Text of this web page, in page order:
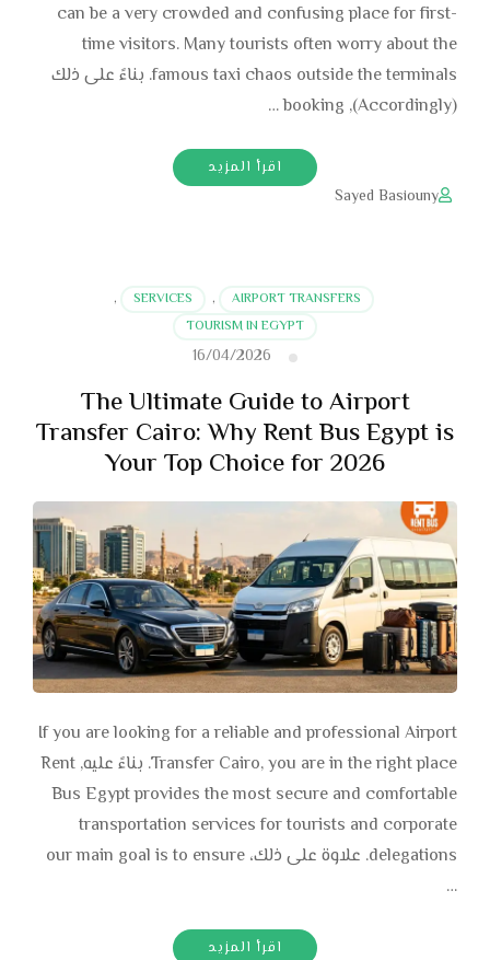
can be a very crowded and confusing place for first-
time visitors. Many tourists often worry about the
famous taxi chaos outside the terminals. بناءً على ذلك
(Accordingly), booking …
اقرأ المزيد
Sayed Basiouny
AIRPORT TRANSFERS
,
SERVICES
,
TOURISM IN EGYPT
16/04/2026
The Ultimate Guide to Airport
Transfer Cairo: Why Rent Bus Egypt is
Your Top Choice for 2026
If you are looking for a reliable and professional Airport
Transfer Cairo, you are in the right place. بناءً عليه, Rent
Bus Egypt provides the most secure and comfortable
transportation services for tourists and corporate
delegations. علاوة على ذلك، our main goal is to ensure
…
اقرأ المزيد